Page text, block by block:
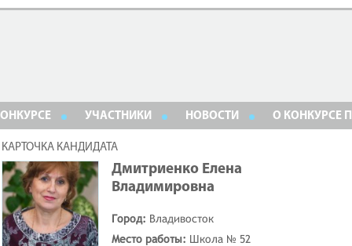
УЧАСТНИКИ НОВОСТИ О КОНКУРСЕ
КАРТОЧКА КАНДИДАТА
Дмитриенко Елена
Владимировна
Город: Владивосток
Место работы: Школа № 52